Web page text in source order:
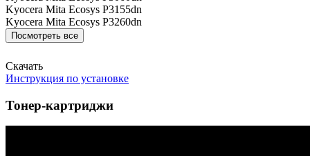
Kyocera Mita Ecosys P3155dn
Kyocera Mita Ecosys P3260dn
Посмотреть все
Скачать
Инструкция по установке
Тонер-картриджи